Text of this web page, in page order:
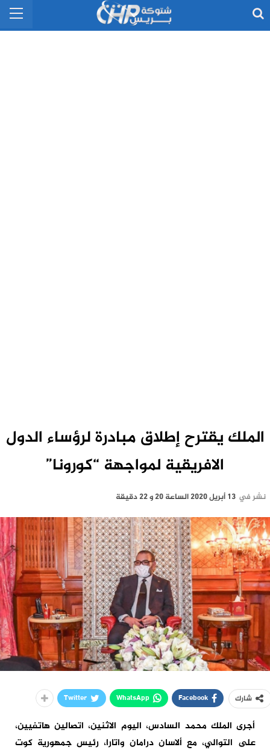
الملك يقترح إطلاق مبادرة لرؤساء الدول
الافريقية لمواجهة “كورونا”
نشر في 13 أبريل 2020 الساعة 20 و 22 دقيقة
شارك Facebook
WhatsApp
Twitter
أجرى الملك محمد السادس، اليوم الاثنين، اتصالين هاتفيين،
على التوالي، مع ألاسان درامان واتارا، رئيس جمهورية كوت